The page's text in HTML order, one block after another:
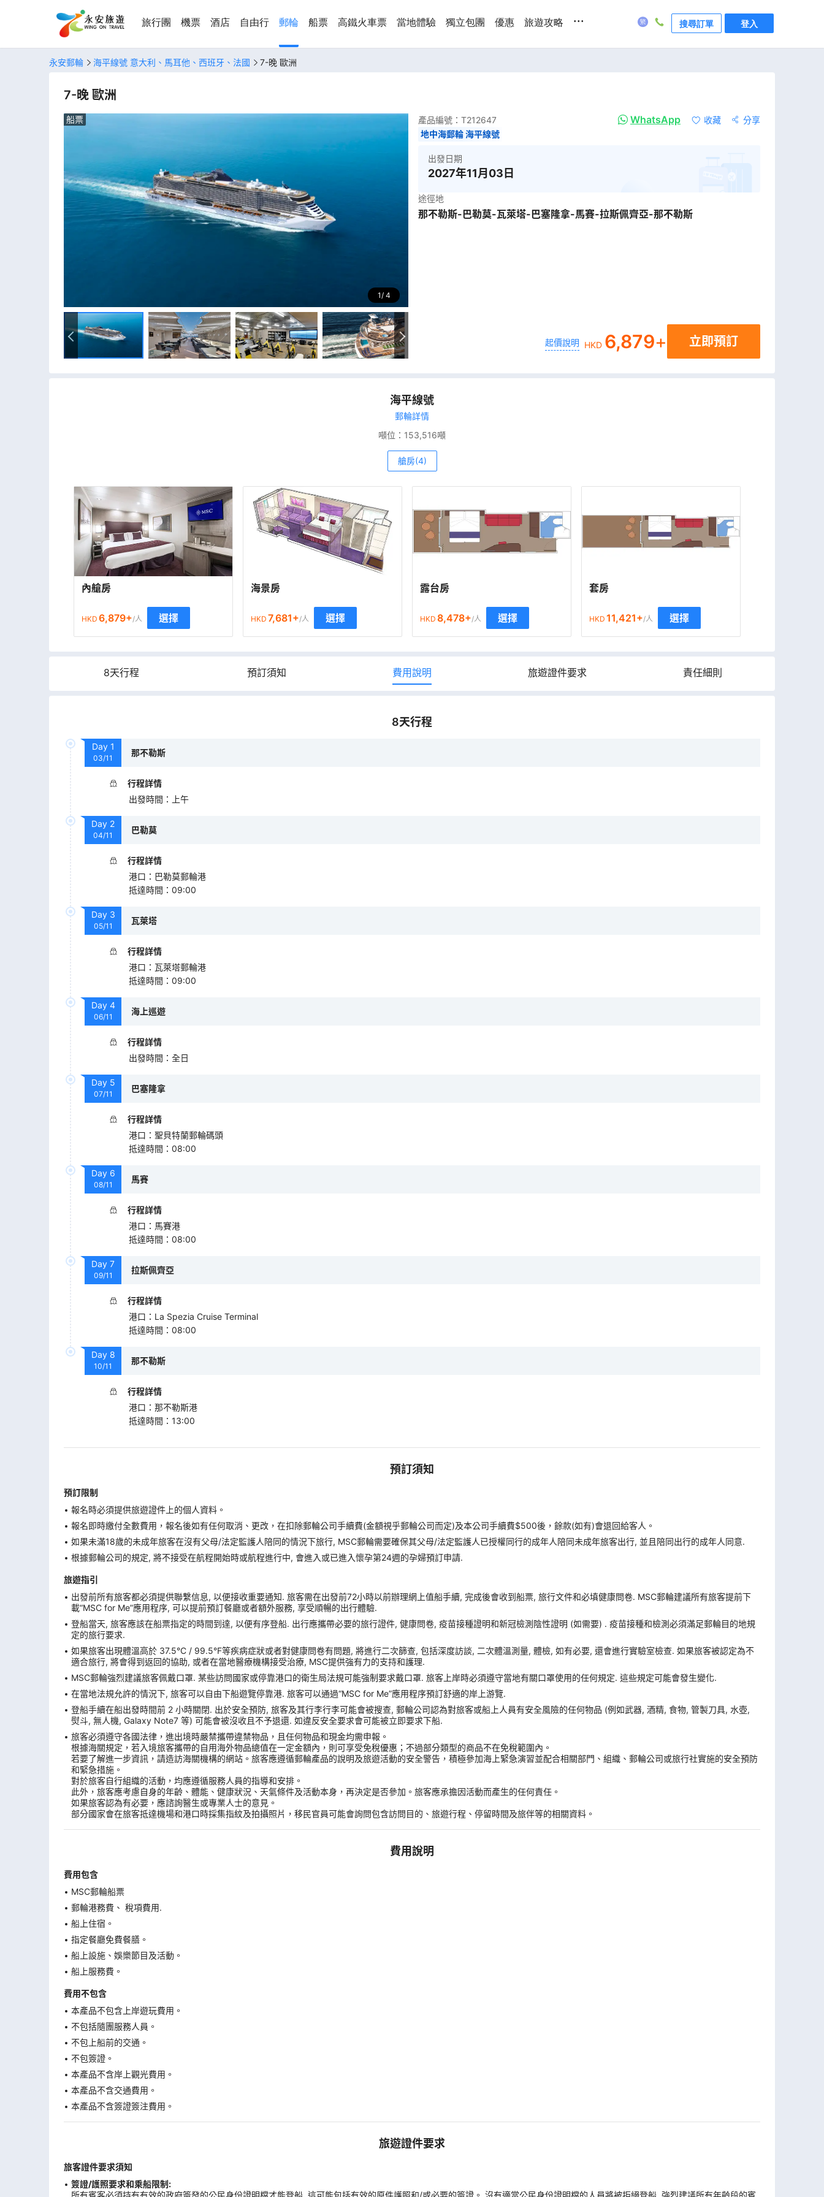
旅行團 機票 酒店 自由行 郵輪 船票 高鐵火車票 當地體驗 獨立包團 優惠 旅遊攻略 ... 搜尋訂單 登入
永安郵輪 海平線號 意大利、馬耳他、西班牙、法國 7-晚 歐洲
7-晚 歐洲
1 4
船票 產品編號： T212647 WhatsApp 收藏
分享
地中海郵輪 海平線號
出發日期
2027年11月03日
途徑地
那不勒斯-巴勒莫-瓦萊塔-巴塞隆拿-馬賽-拉斯佩齊亞-那不勒斯
起價說明 HKD 6,879+ 立即預訂
海平線號
郵輪詳情
噸位： 153,516噸
艙房(4)
內艙房
HKD 6,879+/人 選擇
海景房
HKD 7,681+/人 選擇
露台房
HKD 8,478+/人 選擇
套房
HKD 11,421+/人 選擇
8天行程 預訂須知 費用說明 旅遊證件要求 責任細則
8天行程
Day 1
03/11
那不勒斯
行程詳情
出發時間 ： 上午
Day 2
04/11
巴勒莫
行程詳情
港口 ： 巴勒莫郵輪港
抵達時間 ： 09:00
Day 3
05/11
瓦萊塔
行程詳情
港口 ： 瓦萊塔郵輪港
抵達時間 ： 09:00
Day 4
06/11
海上巡遊
行程詳情
出發時間 ： 全日
Day 5
07/11
巴塞隆拿
行程詳情
港口 ： 聖貝特蘭郵輪碼頭
抵達時間 ： 08:00
Day 6
08/11
馬賽
行程詳情
港口 ： 馬賽港
抵達時間 ： 08:00
Day 7
09/11
拉斯佩齊亞
行程詳情
港口 ： La Spezia Cruise Terminal
抵達時間 ： 08:00
Day 8
10/11
那不勒斯
行程詳情
港口 ： 那不勒斯港
抵達時間 ： 13:00
預訂須知
預訂限制
報名時必須提供旅遊證件上的個人資料。
報名即時繳付全數費用，報名後如有任何取消、更改，在扣除郵輪公司手續費(金額視乎郵輪公司而定)及本公司手續費$500後，餘款(如有)會退回給客人。
如果未滿18歲的未成年旅客在沒有父母/法定監護人陪同的情況下旅行, MSC郵輪需要確保其父母/法定監護人已授權同行的成年人陪同未成年旅客出行, 並且陪同出行的成年人同意.
根據郵輪公司的規定, 將不接受在航程開始時或航程進行中, 會進入或已進入懷孕第24週的孕婦預訂申請.
旅遊指引
出發前所有旅客都必須提供聯繫信息, 以便接收重要通知. 旅客需在出發前72小時以前辦理網上值船手續, 完成後會收到船票, 旅行文件和必填健康問卷. MSC郵輪建議所有旅客提前下
載“MSC for Me”應用程序, 可以提前預訂餐廳或者額外服務, 享受順暢的出行體驗.
登船當天, 旅客應該在船票指定的時間到達, 以便有序登船. 出行應攜帶必要的旅行證件, 健康問卷, 疫苗接種證明和新冠檢測陰性證明 (如需要) . 疫苗接種和檢測必須滿足郵輪目的地規
定的旅行要求.
如果旅客出現體溫高於 37.5°C / 99.5°F等疾病症狀或者對健康問卷有問題, 將進行二次篩查, 包括深度訪談, 二次體溫測量, 體檢, 如有必要, 還會進行實驗室檢查. 如果旅客被認定為不
適合旅行, 將會得到返回的協助, 或者在當地醫療機構接受治療, MSC提供強有力的支持和護理.
MSC郵輪強烈建議旅客佩戴口罩. 某些訪問國家或停靠港口的衛生局法規可能強制要求戴口罩. 旅客上岸時必須遵守當地有關口罩使用的任何規定. 這些規定可能會發生變化.
在當地法規允許的情況下, 旅客可以自由下船遊覽停靠港. 旅客可以通過“MSC for Me”應用程序預訂舒適的岸上游覽.
登船手續在船出發時間前 2 小時關閉. 出於安全預防, 旅客及其行李行李可能會被搜查, 郵輪公司認為對旅客或船上人員有安全風險的任何物品 (例如武器, 酒精, 食物, 管製刀具, 水壺,
熨斗, 無人機, Galaxy Note7 等) 可能會被沒收且不予退還. 如違反安全要求會可能被立即要求下船.
旅客必須遵守各國法律，進出境時嚴禁攜帶違禁物品，且任何物品和現金均需申報。
根據海關規定，若入境旅客攜帶的自用海外物品總值在一定金額內，則可享受免稅優惠；不過部分類型的商品不在免稅範圍內。
若要了解進一步資訊，請造訪海關機構的網站。旅客應遵循郵輪產品的說明及旅遊活動的安全警告，積極參加海上緊急演習並配合相關部門、組織、郵輪公司或旅行社實施的安全預防
和緊急措施。
對於旅客自行組織的活動，均應遵循服務人員的指導和安排。
此外，旅客應考慮自身的年齡、體能、健康狀況、天氣條件及活動本身，再決定是否參加。旅客應承擔因活動而產生的任何責任。
如果旅客認為有必要，應諮詢醫生或專業人士的意見。
部分國家會在旅客抵達機場和港口時採集指紋及拍攝照片，移民官員可能會詢問包含訪問目的、旅遊行程、停留時間及旅伴等的相關資料。
費用說明
費用包含
MSC郵輪船票
郵輪港務費、 稅項費用.
船上住宿。
指定餐廳免費餐膳。
船上設施、娛樂節目及活動。
船上服務費。
費用不包含
本產品不包含上岸遊玩費用。
不包括隨團服務人員。
不包上船前的交通。
不包簽證。
本產品不含岸上觀光費用。
本產品不含交通費用。
本產品不含簽證簽注費用。
旅遊證件要求
旅客證件要求須知
簽證/護照要求和乘船限制:
所有賓客必須持有有效的政府簽發的公民身份證明檔才能登船, 這可能包括有效的原件護照和/或必要的簽證。 沒有適當公民身份證明檔的人員將被拒絕登船. 強烈建議所有年齡段的賓